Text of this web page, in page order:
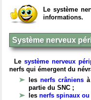
Le système
informations.
Système nerveux
Le système nerveux
nerfs qui émergent du
les nerfs crâniens
partie du SNC ;
les nerfs spinaux